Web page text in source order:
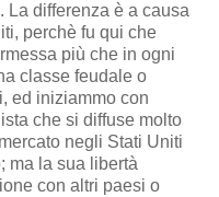
differenza è a causa
perchè fu qui che
più che in ogni
classe feudale o
ed iniziammo con
che si diffuse molto
negli Stati Uniti
ma la sua libertà
con altri paesi o